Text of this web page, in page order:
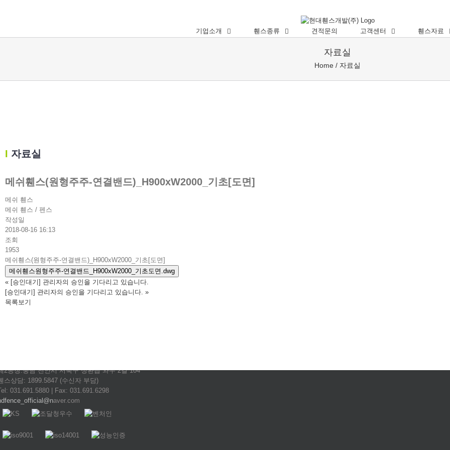
기업소개 휀스종류 견적문의 고객센터 휀스자료
자료실
Home / 자료실
Ι 자료실
메쉬휀스(원형주주-연결밴드)_H900xW2000_기초[도면]
메쉬 휀스
메쉬 휀스 / 펜스
작성일
2018-08-16 16:13
조회
1953
메쉬휀스(원형주주-연결밴드)_H900xW2000_기초[도면]
메쉬휀스원형주주-연결밴드_H900xW2000_기초도면.dwg
« [승인대기] 관리자의 승인을 기다리고 있습니다.
[승인대기] 관리자의 승인을 기다리고 있습니다. »
목록보기
2공장:충남 천안시 서북구 성환읍 와우 2길 104
스상담: 1899.5847 (수신자 부담)
031.691.5880 | Fax: 031.691.6298
aver.com